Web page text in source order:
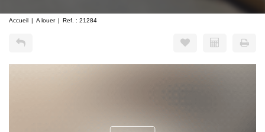
Accueil A louer Ref. : 21284